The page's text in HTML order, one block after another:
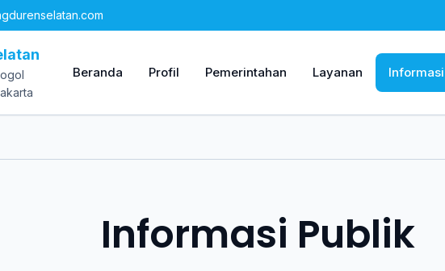
Beranda Profil Pemerintahan Layanan Informasi
Informasi Publik